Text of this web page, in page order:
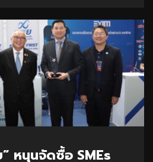
หนุนจัดซื้อ SMEs